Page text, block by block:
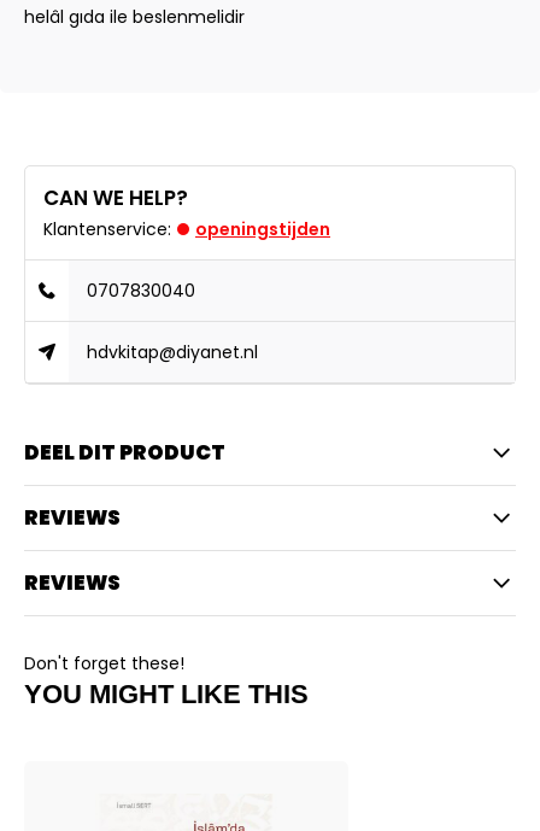
helâl gıda ile beslenmelidir
CAN WE HELP?
Klantenservice: openingstijden
0707830040
hdvkitap@diyanet.nl
DEEL DIT PRODUCT
REVIEWS
REVIEWS
Don't forget these!
YOU MIGHT LIKE THIS